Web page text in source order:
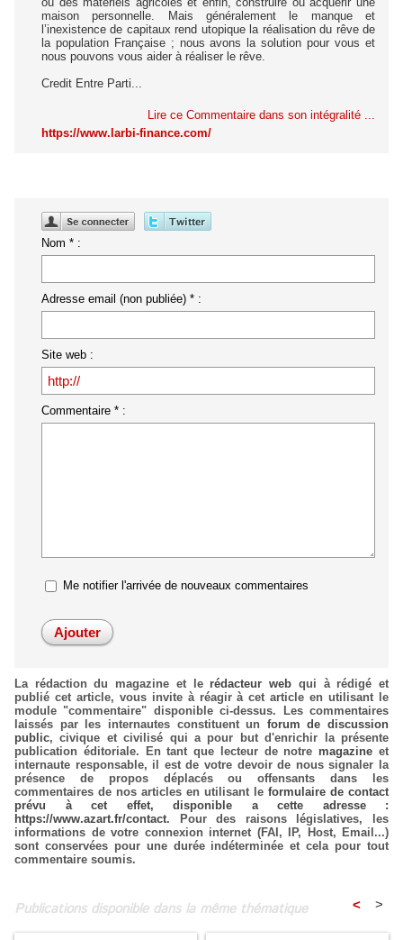
maison personnelle. Mais généralement le manque et
l’inexistence de capitaux rend utopique la réalisation du rêve de
la population Française ; nous avons la solution pour vous et
nous pouvons vous aider à réaliser le rêve.
Credit Entre Parti...
Lire ce Commentaire dans son intégralité ...
https://www.larbi-finance.com/
Nom * :
Adresse email (non publiée) * :
Site web :
Commentaire * :
Me notifier l'arrivée de nouveaux commentaires
La rédaction du magazine et le rédacteur web qui à rédigé et
publié cet article, vous invite à réagir à cet article en utilisant le
module "commentaire" disponible ci-dessus. Les commentaires
laissés par les internautes constituent un forum de discussion
public, civique et civilisé qui a pour but d'enrichir la présente
publication éditoriale. En tant que lecteur de notre magazine et
internaute responsable, il est de votre devoir de nous signaler la
présence de propos déplacés ou offensants dans les
commentaires de nos articles en utilisant le formulaire de contact
prévu à cet effet, disponible a cette adresse :
https://www.azart.fr/contact. Pour des raisons législatives, les
informations de votre connexion internet (FAI, IP, Host, Email...)
sont conservées pour une durée indéterminée et cela pour tout
commentaire soumis.
Publications disponible dans la même thématique < >